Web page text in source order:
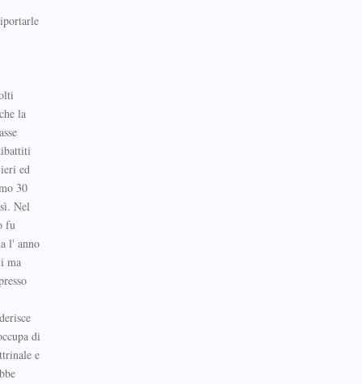
la
ed
30
Nel
fu
l' anno
ma
di
e